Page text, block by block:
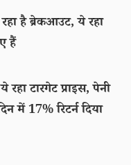
है ब्रेकआउट, ये रहा
हैं
टारगेट प्राइस, पेनी
में 17% रिटर्न दिया